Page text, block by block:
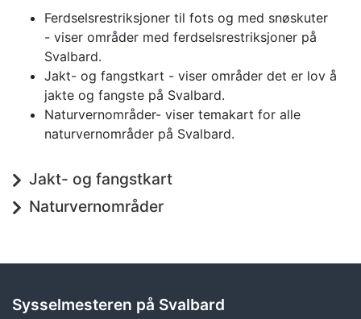
Ferdselsrestriksjoner til fots og med snøskuter
- viser områder med ferdselsrestriksjoner på
Svalbard.
Jakt- og fangstkart - viser områder det er lov å
jakte og fangste på Svalbard.
Naturvernområder- viser temakart for alle
naturvernområder på Svalbard.
Jakt- og fangstkart
Naturvernområder
Sysselmesteren på Svalbard